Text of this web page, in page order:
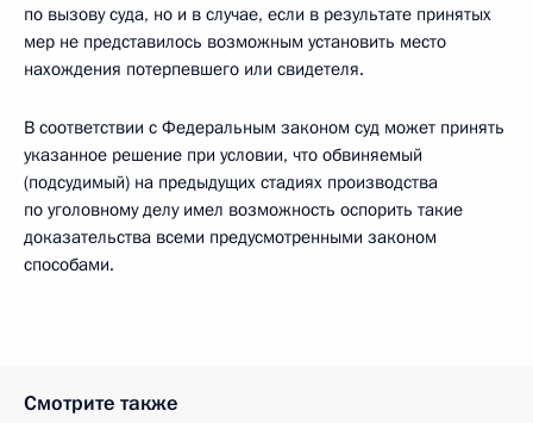
по вызову суда, но и в случае, если в результате принятых
мер не представилось возможным установить место
нахождения потерпевшего или свидетеля.
В соответствии с Федеральным законом суд может принять
указанное решение при условии, что обвиняемый
(подсудимый) на предыдущих стадиях производства
по уголовному делу имел возможность оспорить такие
доказательства всеми предусмотренными законом
способами.
Смотрите также